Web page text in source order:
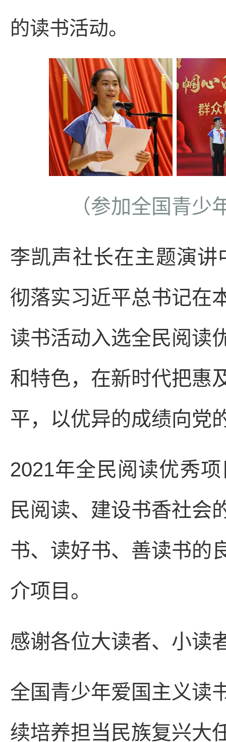
的读书活动。
（参加全国青
李凯声社长在主题演
彻落实习近平总书记在
读书活动入选全民阅读
和特色，在新时代把惠
平，以优异的成绩向党
2021年全民阅读优秀
民阅读、建设书香社会
书、读好书、善读书的
介项目。
感谢各位大读者、小读
全国青少年爱国主义读
续培养担当民族复兴大